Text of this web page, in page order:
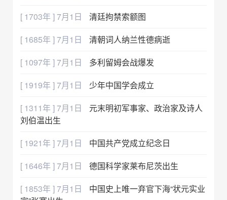
[ 1703年 ] 7月1日
清廷拘禁索额图
[ 1685年 ] 7月1日
清朝词人纳兰性德病逝
[ 1097年 ] 7月1日
多利留姆会战爆发
[ 1919年 ] 7月1日
少年中国学会成立
[ 1311年 ] 7月1日
元末明初军事家、政治家及诗人
刘伯温出生
[ 1921年 ] 7月1日
中国共产党成立纪念日
[ 1646年 ] 7月1日
德国科学家莱布尼茨出生
[ 1853年 ] 7月1日
中国史上唯一弃官下海“状元实业